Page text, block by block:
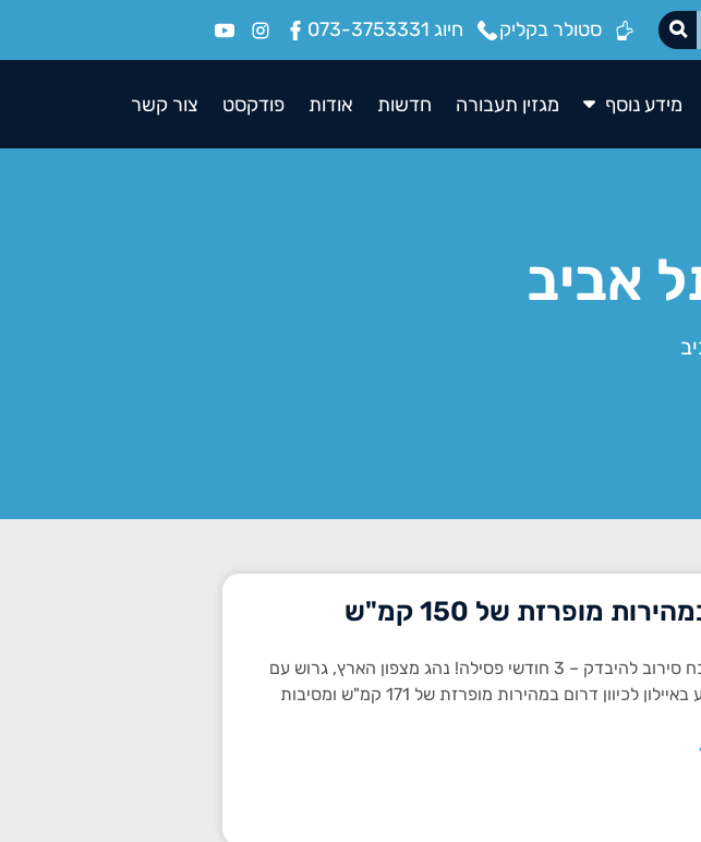
סטולר בקליק חיוג 073-3753331
מידע נוסף מגזין תעבורה חדשות אודות פודקסט צור קשר
אביב
מופרזת של 150 קמ"ש
ובשכרות מכח סירוב להיבדק – 3 חודשי פסילה! נהג מצפון הארץ, גרוש עם